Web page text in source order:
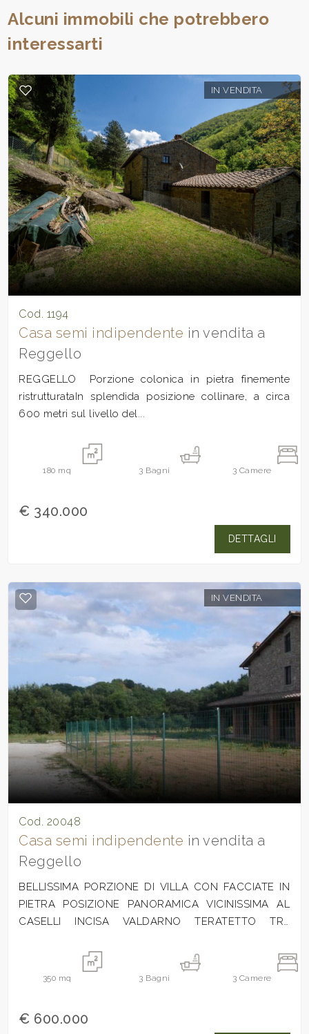
Alcuni immobili che potrebbero
interessarti
IN VENDITA
Cod. 1194
Casa semi indipendente in vendita a
Reggello
REGGELLO  Porzione colonica in pietra finemente
ristrutturataIn splendida posizione collinare, a circa
600 metri sul livello del...
180 mq 3 Bagni 3 Camere
€ 340.000
DETTAGLI
IN VENDITA
Cod. 20048
Casa semi indipendente in vendita a
Reggello
BELLISSIMA PORZIONE DI VILLA CON FACCIATE IN
PIETRA POSIZIONE PANORAMICA VICINISSIMA AL
CASELLI INCISA VALDARNO TERATETTO TRE
350 mq 3 Bagni 3 Camere
€ 600.000